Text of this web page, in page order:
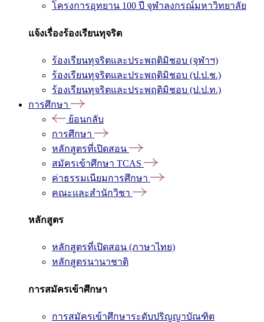
โครงการอุทยาน 100 ปี จุฬาลงกรณ์มหาวิทยาลัย
แจ้งเรื่องร้องเรียนทุจริต
ร้องเรียนทุจริตและประพฤติมิชอบ (จุฬาฯ)
ร้องเรียนทุจริตและประพฤติมิชอบ (ป.ป.ช.)
ร้องเรียนทุจริตและประพฤติมิชอบ (ป.ป.ท.)
การศึกษา
ย้อนกลับ
การศึกษา
หลักสูตรที่เปิดสอน
สมัครเข้าศึกษา TCAS
ค่าธรรมเนียมการศึกษา
คณะและสำนักวิชา
หลักสูตร
หลักสูตรที่เปิดสอน (ภาษาไทย)
หลักสูตรนานาชาติ
การสมัครเข้าศึกษา
การสมัครเข้าศึกษาระดับปริญญาบัณฑิต